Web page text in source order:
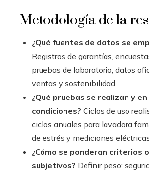
Metodología de la
¿Qué fuentes de datos se
Registros de garantías,
pruebas de laboratorio, datos
ventas y sostenibilidad.
¿Qué pruebas se realizan y en
condiciones? Ciclos de uso
ciclos anuales para lavadora
de estrés y mediciones
¿Cómo se ponderan criterios
subjetivos? Definir peso: